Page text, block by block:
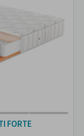
FORTE